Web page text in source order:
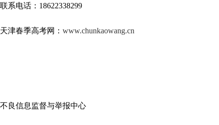
联系电话：18622338299
天津春季高考网： www.chunkaowang.cn
不良信息监督与举报中心